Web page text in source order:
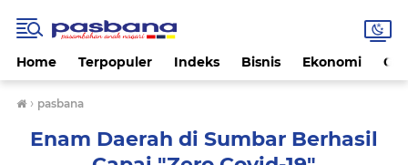
Home Terpopuler Indeks Bisnis Ekonomi
› pasbana
Enam Daerah di Sumbar Berhasil